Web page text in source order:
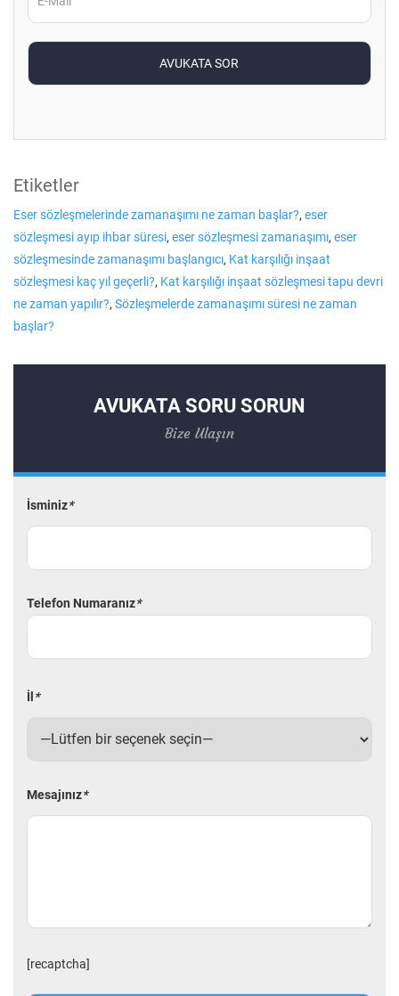
Etiketler
Eser sözleşmelerinde zamanaşımı ne zaman başlar?, eser
sözleşmesi ayıp ihbar süresi, eser sözleşmesi zamanaşımı, eser
sözleşmesinde zamanaşımı başlangıcı, Kat karşılığı inşaat
sözleşmesi kaç yıl geçerli?, Kat karşılığı inşaat sözleşmesi tapu devri
ne zaman yapılır?, Sözleşmelerde zamanaşımı süresi ne zaman
başlar?
AVUKATA SORU SORUN
Bize Ulaşın
İsminiz*
Telefon Numaranız*
İl *
Mesajınız*
[recaptcha]